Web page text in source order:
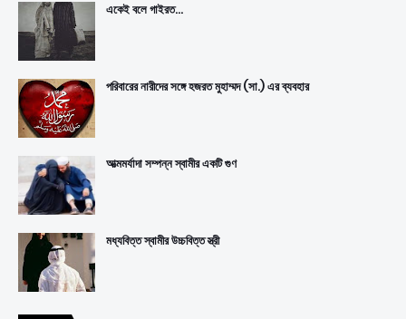
একেই বলে গাইরত...
পরিবারের নারীদের সঙ্গে হজরত মুহাম্মদ (সা.) এর ব্যবহার
আত্মমর্যাদা সম্পন্ন স্বামীর একটি গুণ
মধ্যবিত্ত স্বামীর উচ্চবিত্ত স্ত্রী